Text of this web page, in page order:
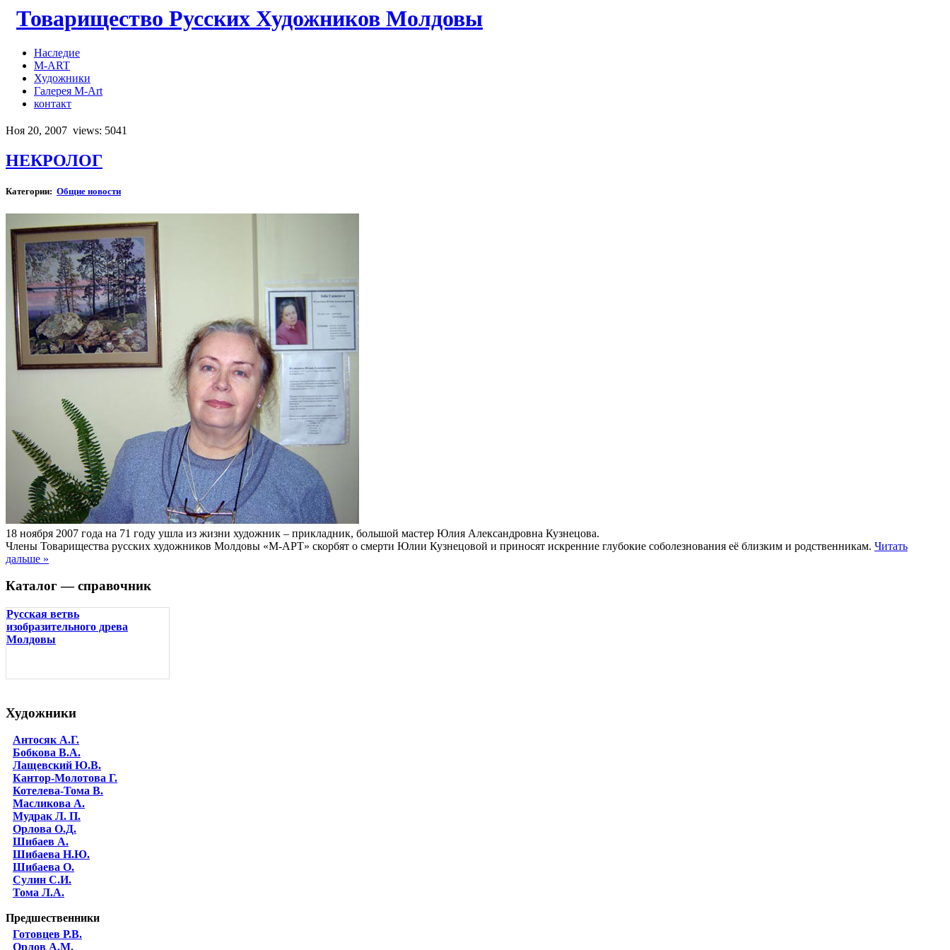
Товарищество Русских Художников Молдовы
Наследие
M-ART
Художники
Галерея M-Art
контакт
Ноя 20, 2007 views: 5041
НЕКРОЛОГ
Категории: Общие новости
18 ноября 2007 года на 71 году ушла из жизни художник – прикладник, большой мастер Юлия Александровна Кузнецова.
Члены Товарищества русских художников Молдовы «М-АРТ» скорбят о смерти Юлии Кузнецовой и приносят искренние глубокие соболезнования её близким и родственникам. Читать
дальше »
Каталог — справочник
Русская ветвь
изобразительного древа
Молдовы
Художники
Антосяк А.Г.
Бобкова В.А.
Лащевский Ю.В.
Кантор-Молотова Г.
Котелева-Тома В.
Масликова А.
Мудрак Л. П.
Орлова О.Д.
Шибаев А.
Шибаева Н.Ю.
Шибаева O.
Сулин С.И.
Тома Л.А.
Предшественники
Готовцев Р.В.
Орлов А.М.